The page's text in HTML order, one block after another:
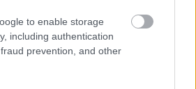
to enable storage
including authentication
prevention, and other